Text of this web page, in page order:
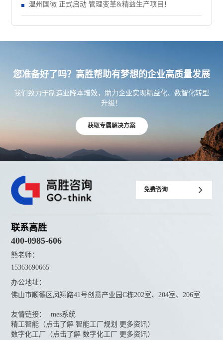
温州国徽 正式启动 管理变革&精益生产项目！
您准备好了吗？高胜帮助有梦想的企业高质量发展
我们致力于制造业降本增效，助力企业实现精益化、数智化转型
升级！
获取专属解决方案
免费咨询
联系高胜
400-0985-606
熊老师：
15363690665
办公地址：
佛山市顺德区凤翔路41号创意产业园C栋202室、204室、206室
友情链接：
mes系统
精工智能（点击了解 智能工厂规划 更多资讯）
数字化工厂（点击了解 数字化工厂 更多资讯）